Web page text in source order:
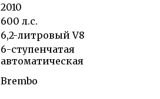
2010
600 л.с.
6,2-литровый V8
6-ступенчатая
автоматическая
Brembo